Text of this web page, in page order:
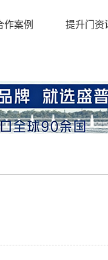
作案例 提升门资